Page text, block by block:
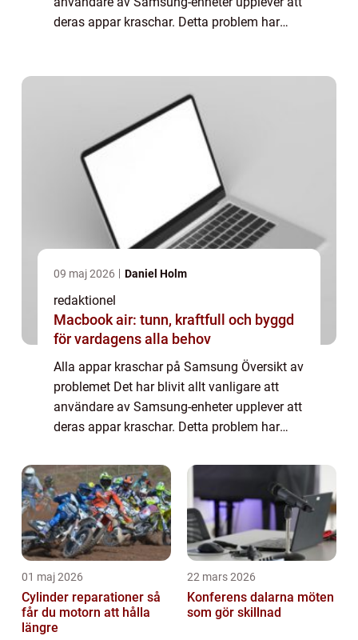
deras appar kraschar. Detta problem har
09 maj 2026 Daniel Holm
redaktionel
Macbook air: tunn, kraftfull och byggd
för vardagens alla behov
Alla appar kraschar på Samsung Översikt av
problemet Det har blivit allt vanligare att
användare av Samsung-enheter upplever att
deras appar kraschar. Detta problem har
och har blivit en utbredd diskussion på on...
01 maj 2026
Cylinder reparationer så
får du motorn att hålla
längre
22 mars 2026
Konferens dalarna möten
som gör skillnad